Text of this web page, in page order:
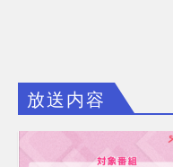
放送内容